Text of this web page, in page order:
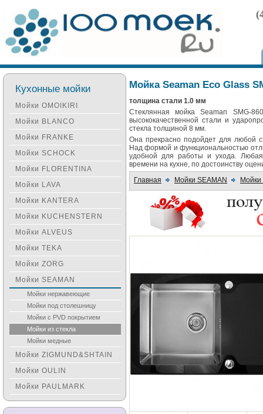
Мойка Seaman Eco Glass
толщина стали 1.0 мм
Стеклянная мойка Seaman SMG-
высококачественной стали и
стекла толщиной 8 мм.
Она прекрасно подойдет для любой
Над формой и функциональностью
удобной для работы и ухода.
времени на кухне, по достоинству
Главная
Мойки SEAMAN Мойки
Кухонные мойки
Мойки OMOIKIRI
Мойки BLANCO
Мойки FRANKE
Мойки SCHOCK
Мойки FLORENTINA
Мойки LAVA
Мойки KANTERA
Мойки KUCHENSTERN
Мойки ALVEUS
Мойки TEKA
Мойки ZORG
Мойки SEAMAN
Мойки нержавеющие
Мойки под столешницу
Мойки с PVD покрытием
Мойки из стекла
Мойки медные
Мойки ZIGMUND&SHTAIN
Мойки OULIN
Мойки PAULMARK